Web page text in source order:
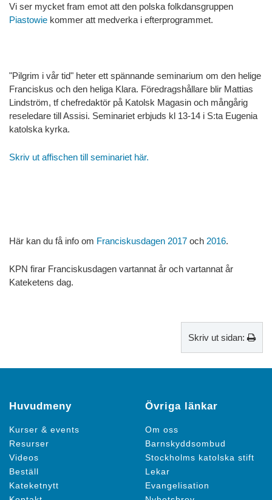
Vi ser mycket fram emot att den polska folkdansgruppen
Piastowie kommer att medverka i efterprogrammet.
"Pilgrim i vår tid" heter ett spännande seminarium om den helige
Franciskus och den heliga Klara. Föredragshållare blir Mattias
Lindström, tf chefredaktör på Katolsk Magasin och mångårig
reseledare till Assisi. Seminariet erbjuds kl 13-14 i S:ta Eugenia
katolska kyrka.
Skriv ut affischen till seminariet här.
Här kan du få info om Franciskusdagen 2017 och 2016.
KPN firar Franciskusdagen vartannat år och vartannat år
Kateketens dag.
Skriv ut sidan:
Huvudmeny
Kurser & events
Resurser
Videos
Beställ
Kateketnytt
Övriga länkar
Om oss
Barnskyddsombud
Stockholms katolska stift
Lekar
Evangelisation